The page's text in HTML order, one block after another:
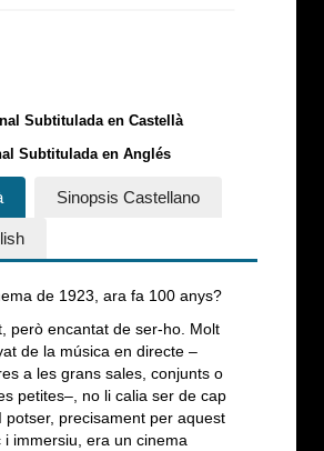
Subtitulada en Castellà
Subtitulada en Anglés
Sinopsis Castellano
de 1923, ara fa 100 anys?
però encantat de ser-ho. Molt
de la música en directe –
a les grans sales, conjunts o
petites–, no li calia ser de cap
potser, precisament per aquest
i immersiu, era un cinema